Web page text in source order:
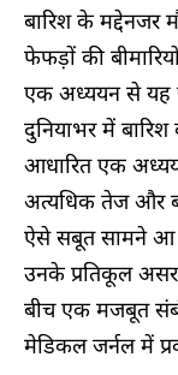
बारिश के
फेफड़ों की
एक अध्ययन से यह
दुनियाभर में
आधारित एक
अत्यधिक तेज और
ऐसे सबूत सामने आ
उनके प्रतिकूल
बीच एक मजबूत
मेडिकल जर्नल में